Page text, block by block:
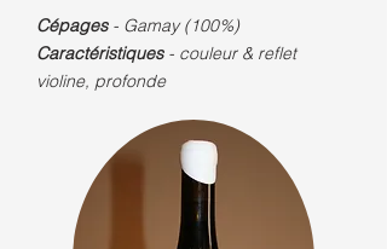
Cépages- Gamay (100%)
Caractéristiques- couleur & reflet
violine, profonde